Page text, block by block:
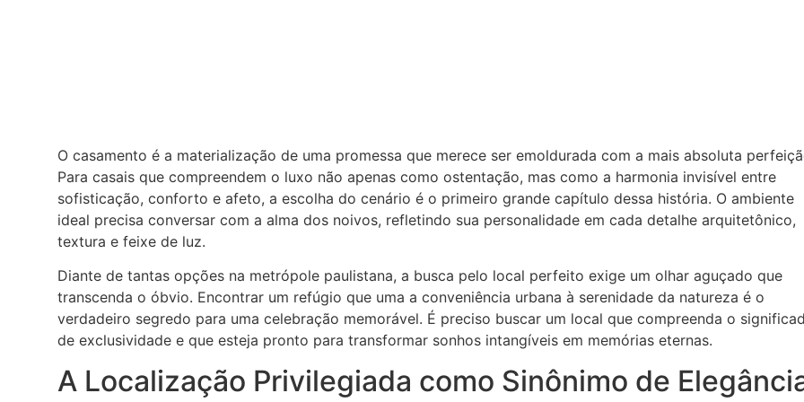
O casamento é a materialização de uma promessa que merece ser emoldurada com a mais absoluta
Para casais que compreendem o luxo não apenas como ostentação, mas como a harmonia invisível entre
sofisticação, conforto e afeto, a escolha do cenário é o primeiro grande capítulo dessa história. O ambiente
ideal precisa conversar com a alma dos noivos, refletindo sua personalidade em cada detalhe arquitetônico,
textura e feixe de luz.
Diante de tantas opções na metrópole paulistana, a busca pelo local perfeito exige um olhar aguçado que
transcenda o óbvio. Encontrar um refúgio que uma a conveniência urbana à serenidade da natureza é o
verdadeiro segredo para uma celebração memorável. É preciso buscar um local que compreenda o
de exclusividade e que esteja pronto para transformar sonhos intangíveis em memórias eternas.
A Localização Privilegiada como Sinônimo de